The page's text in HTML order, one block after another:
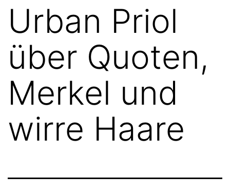
Urban Priol
über Quoten,
Merkel und
wirre Haare